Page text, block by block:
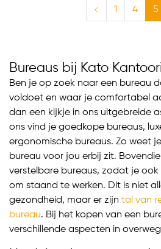
1 4 5
Bureaus bij Kato
Ben je op zoek naar een bureau
voldoet en waar je comfortabel
dan een kijkje in ons uitgebreide
ons vind je goedkope bureaus,
ergonomische bureaus. Zo weet
bureau voor jou erbij zit.
verstelbare bureaus, zodat je
om staand te werken. Dit is niet
gezondheid, maar er zijn tal van
bureau. Bij het kopen van een
verschillende aspecten in